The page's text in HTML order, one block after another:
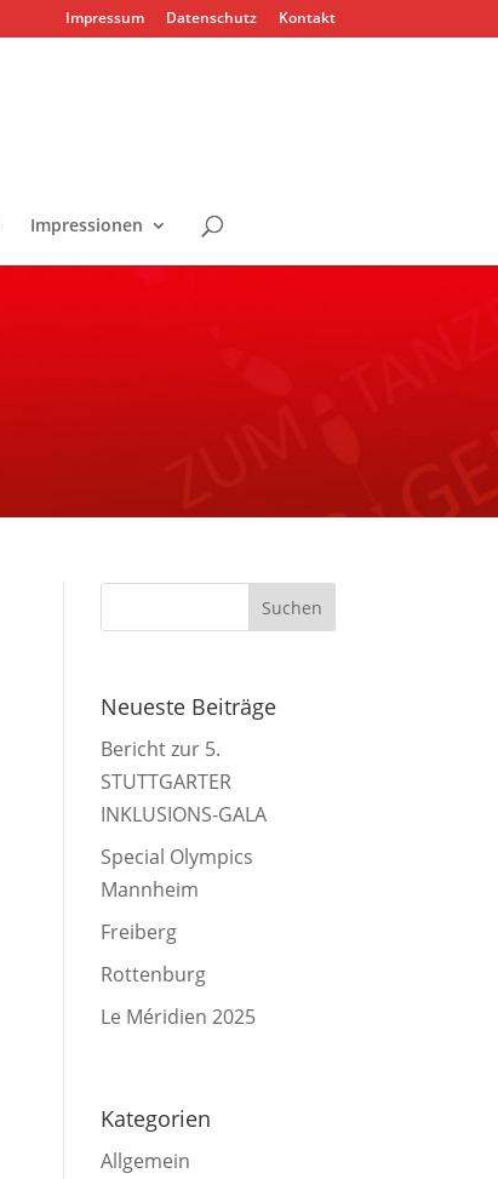
Impressum Datenschutz Kontakt
Impressionen
Neueste Beiträge
Bericht zur 5.
STUTTGARTER
INKLUSIONS-GALA
Special Olympics
Mannheim
Freiberg
Rottenburg
Le Méridien 2025
Kategorien
Allgemein